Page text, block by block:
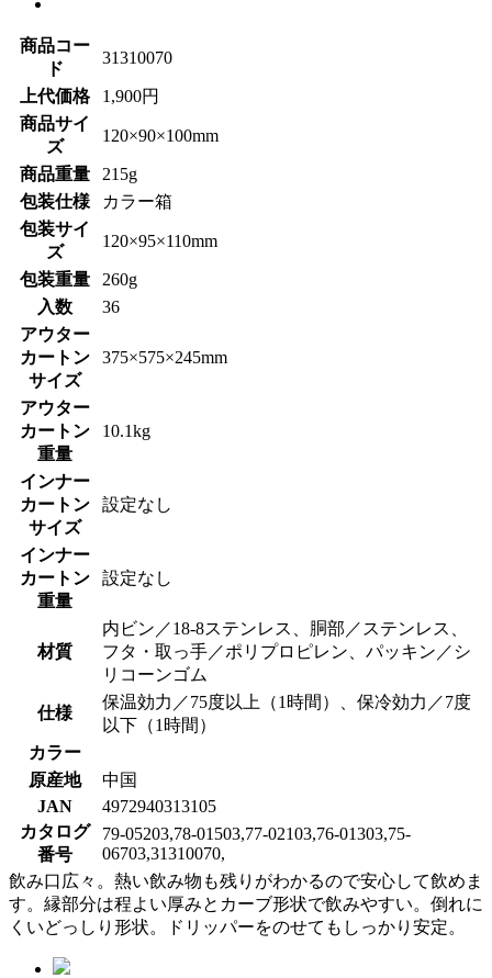
商品コー
ド
31310070
上代価格
1,900円
商品サイ
ズ
120×90×100mm
商品重量
215g
包装仕様
カラー箱
包装サイ
ズ
120×95×110mm
包装重量
260g
入数
36
アウター
カートン
サイズ
375×575×245mm
アウター
カートン
重量
10.1kg
インナー
カートン
サイズ
設定なし
インナー
カートン
重量
設定なし
材質
内ビン／18-8ステンレス、胴部／ステンレス、
フタ・取っ手／ポリプロピレン、パッキン／シ
リコーンゴム
仕様
保温効力／75度以上（1時間）、保冷効力／7度
以下（1時間）
カラー
原産地
中国
JAN
4972940313105
カタログ
番号
79-05203,78-01503,77-02103,76-01303,75-
06703,31310070,
飲み口広々。熱い飲み物も残りがわかるので安心して飲めま
す。縁部分は程よい厚みとカーブ形状で飲みやすい。倒れに
くいどっしり形状。ドリッパーをのせてもしっかり安定。